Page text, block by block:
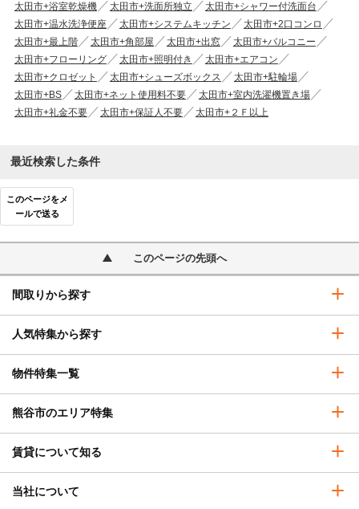
太田市+浴室乾燥機
太田市+洗面所独立
太田市+シャワー付洗面台
太田市+温水洗浄便座
太田市+システムキッチン
太田市+2口コンロ
太田市+最上階
太田市+角部屋 太田市+出窓
太田市+バルコニー
太田市+フローリング
太田市+照明付き
太田市+エアコン
太田市+クロゼット
太田市+シューズボックス
太田市+駐輪場
太田市+BS
太田市+ネット使用料不要
太田市+室内洗濯機置き場
太田市+礼金不要
太田市+保証人不要 太田市+２Ｆ以上
最近検索した条件
このページをメ
ールで送る
このページの先頭へ
間取りから探す
人気特集から探す
物件特集一覧
熊谷市のエリア特集
賃貸について知る
当社について